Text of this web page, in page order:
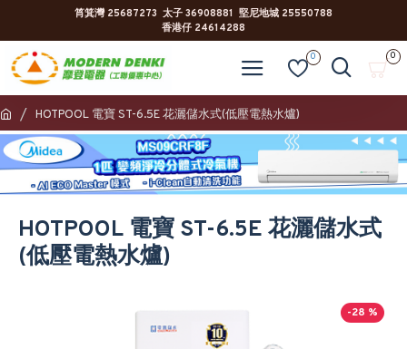
筲箕灣 25687273 太子 36908881 堅尼地城 25550788
香港仔 24614288
0 0
HOTPOOL 電寶 ST-6.5E 花灑儲水式(低壓電熱水爐)
HOTPOOL 電寶 ST-6.5E 花灑儲水式
(低壓電熱水爐)
-28 %